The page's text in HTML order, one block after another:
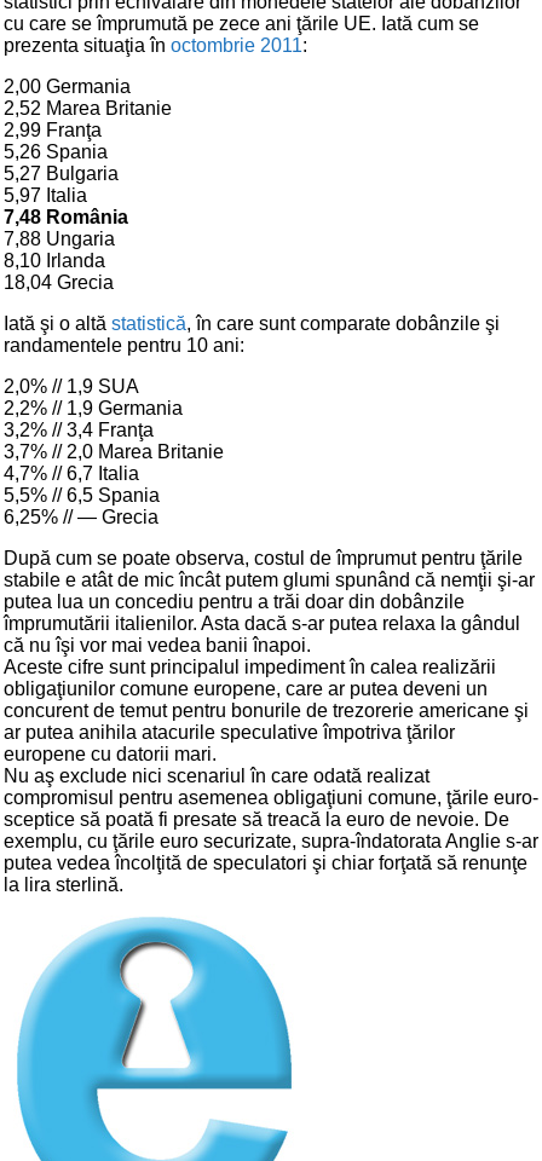
cu care se împrumută pe zece ani ţările UE. Iată cum se
prezenta situaţia în octombrie 2011:
2,00 Germania
2,52 Marea Britanie
2,99 Franţa
5,26 Spania
5,27 Bulgaria
5,97 Italia
7,48 România
7,88 Ungaria
8,10 Irlanda
18,04 Grecia
Iată şi o altă statistică, în care sunt comparate dobânzile şi
randamentele pentru 10 ani:
2,0% // 1,9 SUA
2,2% // 1,9 Germania
3,2% // 3,4 Franţa
3,7% // 2,0 Marea Britanie
4,7% // 6,7 Italia
5,5% // 6,5 Spania
6,25% // — Grecia
După cum se poate observa, costul de împrumut pentru ţările
stabile e atât de mic încât putem glumi spunând că nemţii şi-ar
putea lua un concediu pentru a trăi doar din dobânzile
împrumutării italienilor. Asta dacă s-ar putea relaxa la gândul
că nu îşi vor mai vedea banii înapoi.
Aceste cifre sunt principalul impediment în calea realizării
obligaţiunilor comune europene, care ar putea deveni un
concurent de temut pentru bonurile de trezorerie americane şi
ar putea anihila atacurile speculative împotriva ţărilor
europene cu datorii mari.
Nu aş exclude nici scenariul în care odată realizat
compromisul pentru asemenea obligaţiuni comune, ţările euro-
sceptice să poată fi presate să treacă la euro de nevoie. De
exemplu, cu ţările euro securizate, supra-îndatorata Anglie s-ar
putea vedea încolţită de speculatori şi chiar forţată să renunţe
la lira sterlină.